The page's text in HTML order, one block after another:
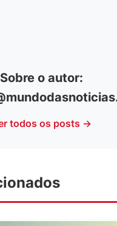
Sobre o autor:
todos os posts →